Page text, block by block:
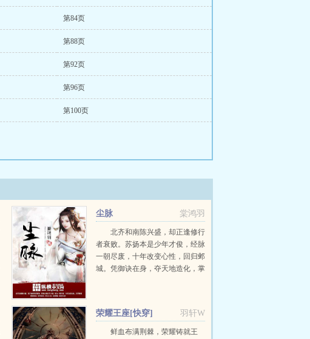
第84页
第88页
第92页
第96页
第100页
棠鸿羽
尘脉
北齐和南陈兴盛，却正逢修行
者衰败。苏扬本是少年才俊，经脉
一朝尽废，十年改变心性，回归邺
城。凭御诀在身，夺天地造化，掌
羽轩W
荣耀王座[快穿]
鲜血布满荆棘，荣耀铸就王